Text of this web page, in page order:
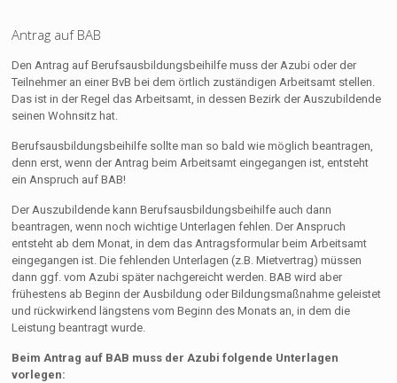
Antrag auf BAB
Den Antrag auf Berufsausbildungsbeihilfe muss der Azubi oder der
Teilnehmer an einer BvB bei dem örtlich zuständigen Arbeitsamt stellen.
Das ist in der Regel das Arbeitsamt, in dessen Bezirk der Auszubildende
seinen Wohnsitz hat.
Berufsausbildungsbeihilfe sollte man so bald wie möglich beantragen,
denn erst, wenn der Antrag beim Arbeitsamt eingegangen ist, entsteht
ein Anspruch auf BAB!
Der Auszubildende kann Berufsausbildungsbeihilfe auch dann
beantragen, wenn noch wichtige Unterlagen fehlen. Der Anspruch
entsteht ab dem Monat, in dem das Antragsformular beim Arbeitsamt
eingegangen ist. Die fehlenden Unterlagen (z.B. Mietvertrag) müssen
dann ggf. vom Azubi später nachgereicht werden. BAB wird aber
frühestens ab Beginn der Ausbildung oder Bildungsmaßnahme geleistet
und rückwirkend längstens vom Beginn des Monats an, in dem die
Leistung beantragt wurde.
Beim Antrag auf BAB muss der Azubi folgende Unterlagen
vorlegen: